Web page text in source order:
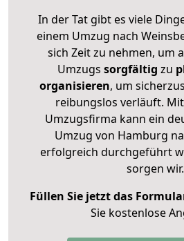
In der Tat gibt es viele
einem Umzug nach
sich Zeit zu nehmen, um
Umzugs sorgfältig zu
organisieren, um
reibungslos verläuft.
Umzugsfirma kann ein
Umzug von Hamburg
erfolgreich durchgeführt
sorgen wir.
Füllen Sie jetzt das
Sie kostenlose